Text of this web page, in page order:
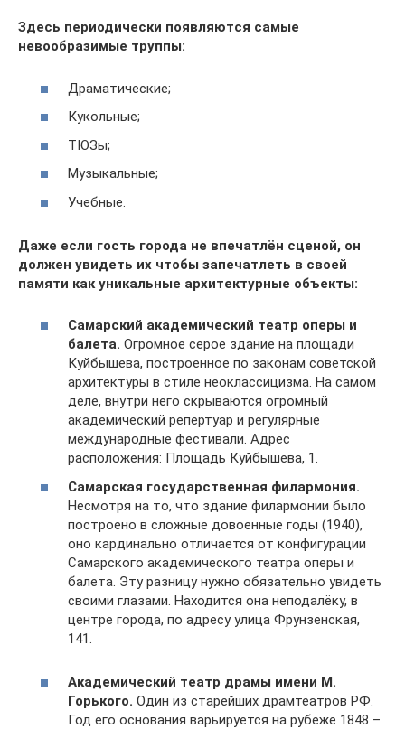
Здесь периодически появляются самые
невообразимые труппы:
Драматические;
Кукольные;
ТЮЗы;
Музыкальные;
Учебные.
Даже если гость города не впечатлён сценой, он
должен увидеть их чтобы запечатлеть в своей
памяти как уникальные архитектурные объекты:
Самарский академический театр оперы и
балета. Огромное серое здание на площади
Куйбышева, построенное по законам советской
архитектуры в стиле неоклассицизма. На самом
деле, внутри него скрываются огромный
академический репертуар и регулярные
международные фестивали. Адрес
расположения: Площадь Куйбышева, 1.
Самарская государственная филармония.
Несмотря на то, что здание филармонии было
построено в сложные довоенные годы (1940),
оно кардинально отличается от конфигурации
Самарского академического театра оперы и
балета. Эту разницу нужно обязательно увидеть
своими глазами. Находится она неподалёку, в
центре города, по адресу улица Фрунзенская,
141.
Академический театр драмы имени М.
Горького. Один из старейших драмтеатров РФ.
Год его основания варьируется на рубеже 1848 –